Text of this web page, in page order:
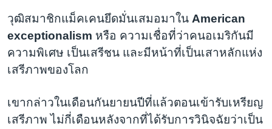
วุฒิสมาชิกแม็คเคนยึดมั่นเสมอมาใน American
exceptionalism หรือ ความเชื่อที่ว่าคนอเมริกันมี
ความพิเศษ เป็นเสรีชน และมีหน้าที่เป็นเสาหลักแห่ง
เสรีภาพของโลก
เขากล่าวในเดือนกันยายนปีที่แล้วตอนเข้ารับเหรียญ
เสรีภาพ ไม่กี่เดือนหลังจากที่ได้รับการวินิจฉัยว่าเป็น